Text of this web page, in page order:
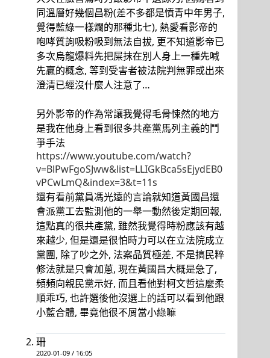
同溫層好幾個昌粉(差不多都是憤青中年男子,
覺得藍綠一樣爛的那種北七), 熱愛看影帝的
咆哮質詢吸粉吸到無法自拔, 更不知道影帝已
多次烏龍爆料先把屎抹在別人身上一種先喊
先贏的概念, 等到受害者被法院判無罪或出來
澄清已經沒什麼人注意了…
另外影帝的作為常讓我覺得毛骨悚然的地方
是我在他身上看到很多共產黨馬列主義的鬥
爭手法
https://www.youtube.com/watch?
v=BlPwFgoSJww&list=LLIGkBca5sEjydEB0
vPCwLmQ&index=3&t=11s
還有看前黨員馮光遠的言論就知道黃國昌還
會派黨工去監測他的一舉一動然後定期回報,
這點真的很共產黨, 雖然我覺得時粉應該有越
來越少, 但是還是很怕時力可以在立法院成立
黨團, 除了吵之外, 法案品質極差, 不是搞民粹
修法就是只會加蔥, 現在黃國昌大概是急了,
頻頻向親民黨示好, 而且看他對柯文哲這麼柔
順乖巧, 也許選後他沒選上的話可以看到他跟
小藍合體, 畢竟他很不屑當小綠嘛
珊
2020-01-09 / 16:05